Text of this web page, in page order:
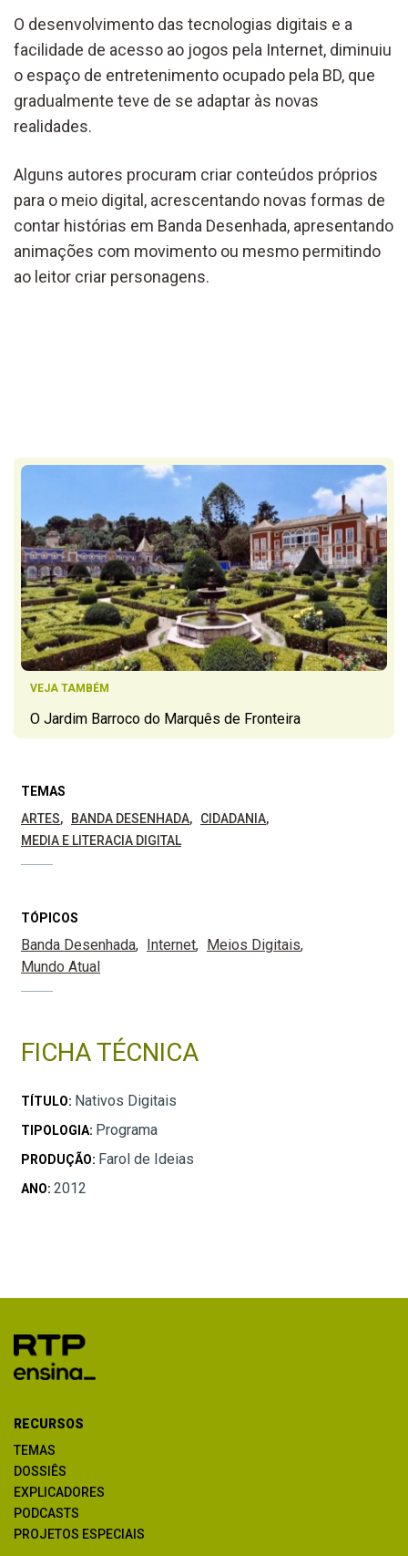
O desenvolvimento das tecnologias digitais e a
facilidade de acesso ao jogos pela Internet, diminuiu
o espaço de entretenimento ocupado pela BD, que
gradualmente teve de se adaptar às novas
realidades.
Alguns autores procuram criar conteúdos próprios
para o meio digital, acrescentando novas formas de
contar histórias em Banda Desenhada, apresentando
animações com movimento ou mesmo permitindo
ao leitor criar personagens.
VEJA TAMBÉM
O Jardim Barroco do Marquês de Fronteira
TEMAS
ARTES
BANDA DESENHADA
CIDADANIA
MEDIA E LITERACIA DIGITAL
TÓPICOS
Banda Desenhada Internet
Meios Digitais
Mundo Atual
FICHA TÉCNICA
TÍTULO: Nativos Digitais
TIPOLOGIA: Programa
PRODUÇÃO: Farol de Ideias
ANO: 2012
RECURSOS
TEMAS
DOSSIÊS
EXPLICADORES
PODCASTS
PROJETOS ESPECIAIS